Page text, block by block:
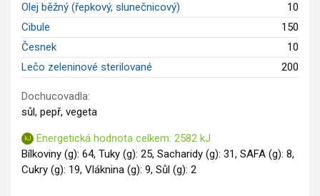
Omáčky
Bezmasé a zeleninové
Saláty
Sladké pokrmy
Nápoje
Dětské recepty
GLP-1 recepty
Olej běžný (řepkový, slunečnicový)
10
Cibule
150
Česnek
10
Lečo zeleninové sterilované
200
Dochucovadla:
sůl, pepř, vegeta
Energetická hodnota celkem: 2582 kJ
Bílkoviny (g): 64, Tuky (g): 25, Sacharidy (g): 31, SAFA (g): 8,
Cukry (g): 19, Vláknina (g): 9, Sůl (g): 2